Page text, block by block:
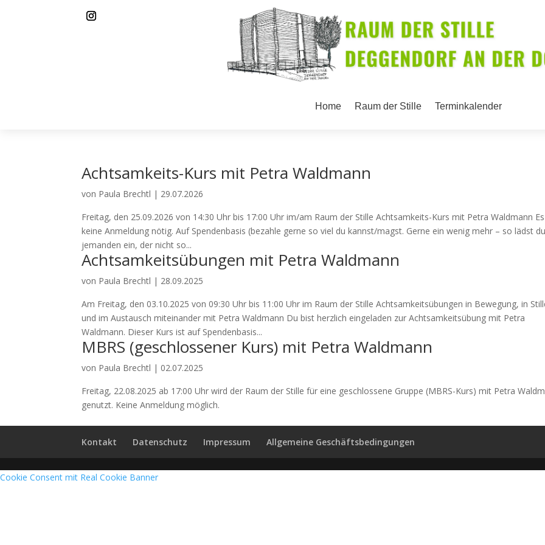
Home Raum der Stille Terminkalender
Achtsamkeits-Kurs mit Petra Waldmann
von Paula Brechtl | 29.07.2026
Freitag, den 25.09.2026 von 14:30 Uhr bis 17:00 Uhr im/am Raum der Stille Achtsamkeits-Kurs mit Petra Waldmann
keine Anmeldung nötig. Auf Spendenbasis (bezahle gerne so viel du kannst/magst. Gerne ein wenig mehr – so lädst du
jemanden ein, der nicht so...
Achtsamkeitsübungen mit Petra Waldmann
von Paula Brechtl | 28.09.2025
Am Freitag, den 03.10.2025 von 09:30 Uhr bis 11:00 Uhr im Raum der Stille Achtsamkeitsübungen in Bewegung, in
und im Austausch miteinander mit Petra Waldmann Du bist herzlich eingeladen zur Achtsamkeitsübung mit Petra
Waldmann. Dieser Kurs ist auf Spendenbasis...
MBRS (geschlossener Kurs) mit Petra Waldmann
von Paula Brechtl | 02.07.2025
Freitag, 22.08.2025 ab 17:00 Uhr wird der Raum der Stille für eine geschlossene Gruppe (MBRS-Kurs) mit Petra
genutzt. Keine Anmeldung möglich.
Kontakt Datenschutz Impressum Allgemeine Geschäftsbedingungen
Cookie Consent mit Real Cookie Banner